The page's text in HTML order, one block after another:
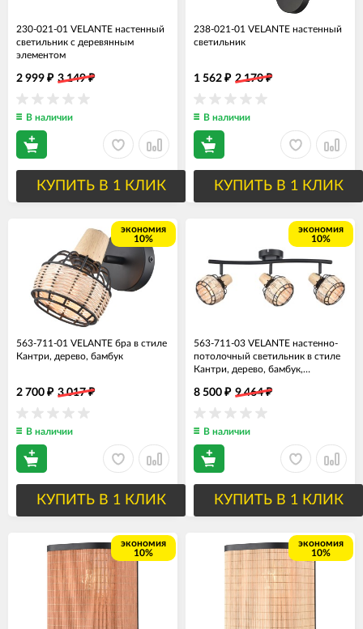
230-021-01 VELANTE настенный
светильник с деревянным
элементом
2 999 ₽ 3 149₽
В наличии
КУПИТЬ В 1 КЛИК
238-021-01 VELANTE настенный
светильник
1 562 ₽ 2 170₽
В наличии
КУПИТЬ В 1 КЛИК
экономия
10%
563-711-01 VELANTE бра в стиле
Кантри, дерево, бамбук
2 700 ₽ 3 017₽
В наличии
КУПИТЬ В 1 КЛИК
экономия
10%
563-711-03 VELANTE настенно-
потолочный светильник в стиле
Кантри, дерево, бамбук,
8 500 ₽ 9 464₽
В наличии
КУПИТЬ В 1 КЛИК
экономия
10%
экономия
10%